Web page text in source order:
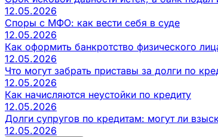
12.05.2026
Споры с МФО: как вести себя в суде
12.05.2026
Как оформить банкротство физического
12.05.2026
Что могут забрать приставы за долги по
12.05.2026
Как начисляются неустойки по кредиту
12.05.2026
Долги супругов по кредитам: могут ли
12.05.2026